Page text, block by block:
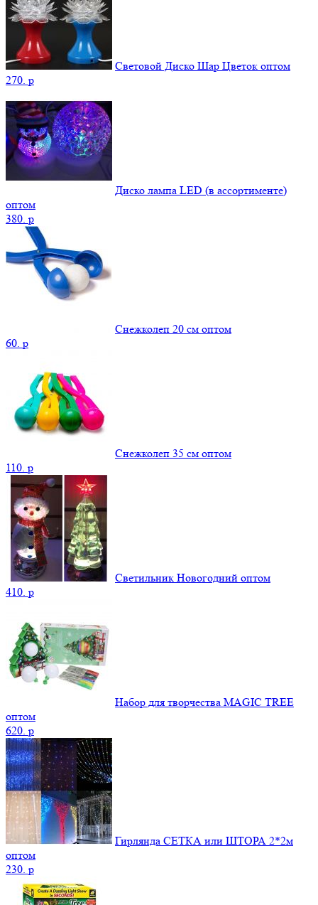
Световой Диско Шар Цветок оптом
270. p
Диско лампа LED (в ассортименте)
оптом
380. p
Снежколеп 20 см оптом
60. p
Снежколеп 35 см оптом
110. p
Светильник Новогодний оптом
410. p
Набор для творчества MAGIC TREE
оптом
620. p
Гирлянда СЕТКА или ШТОРА 2*2м
оптом
230. p